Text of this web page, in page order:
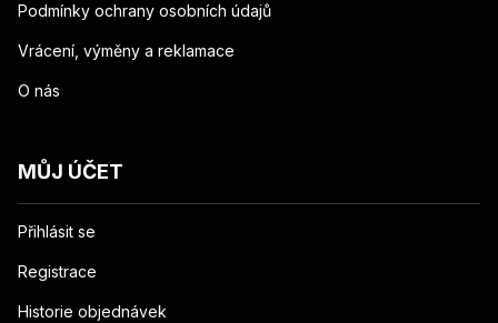
Podmínky ochrany osobních údajů
Vrácení, výměny a reklamace
O nás
MŮJ ÚČET
Přihlásit se
Registrace
Historie objednávek